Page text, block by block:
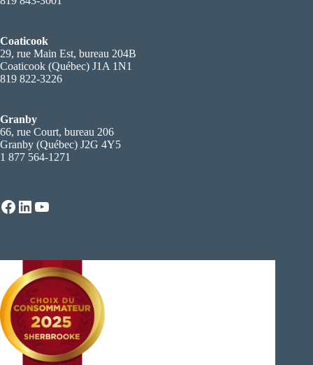
Coaticook
29, rue Main Est, bureau 204B
Coaticook (Québec) J1A 1N1
819 822-3226
Granby
66, rue Court, bureau 206
Granby (Québec) J2G 4Y5
1 877 564-1271
Facebook
LinkedIn
YouTube